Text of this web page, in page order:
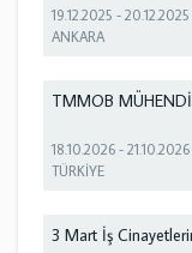
19.12.2025 -20.12.2025
ANKARA
TMMOB
18.10.2026 -21.10.2026
TÜRKİYE
3 Mart İş